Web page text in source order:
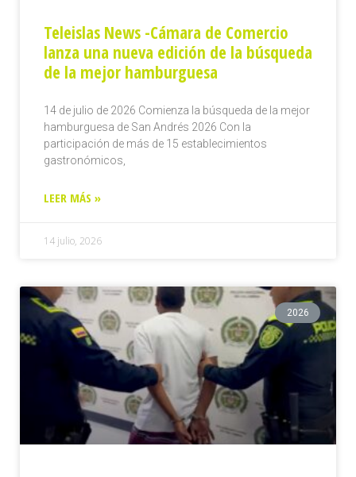
Teleislas News -Cámara de Comercio
lanza una nueva edición de la búsqueda
de la mejor hamburguesa
14 de julio de 2026 Comienza la búsqueda de la mejor
hamburguesa de San Andrés 2026 Con la
participación de más de 15 establecimientos
gastronómicos,
LEER MÁS »
14 julio, 2026
2026